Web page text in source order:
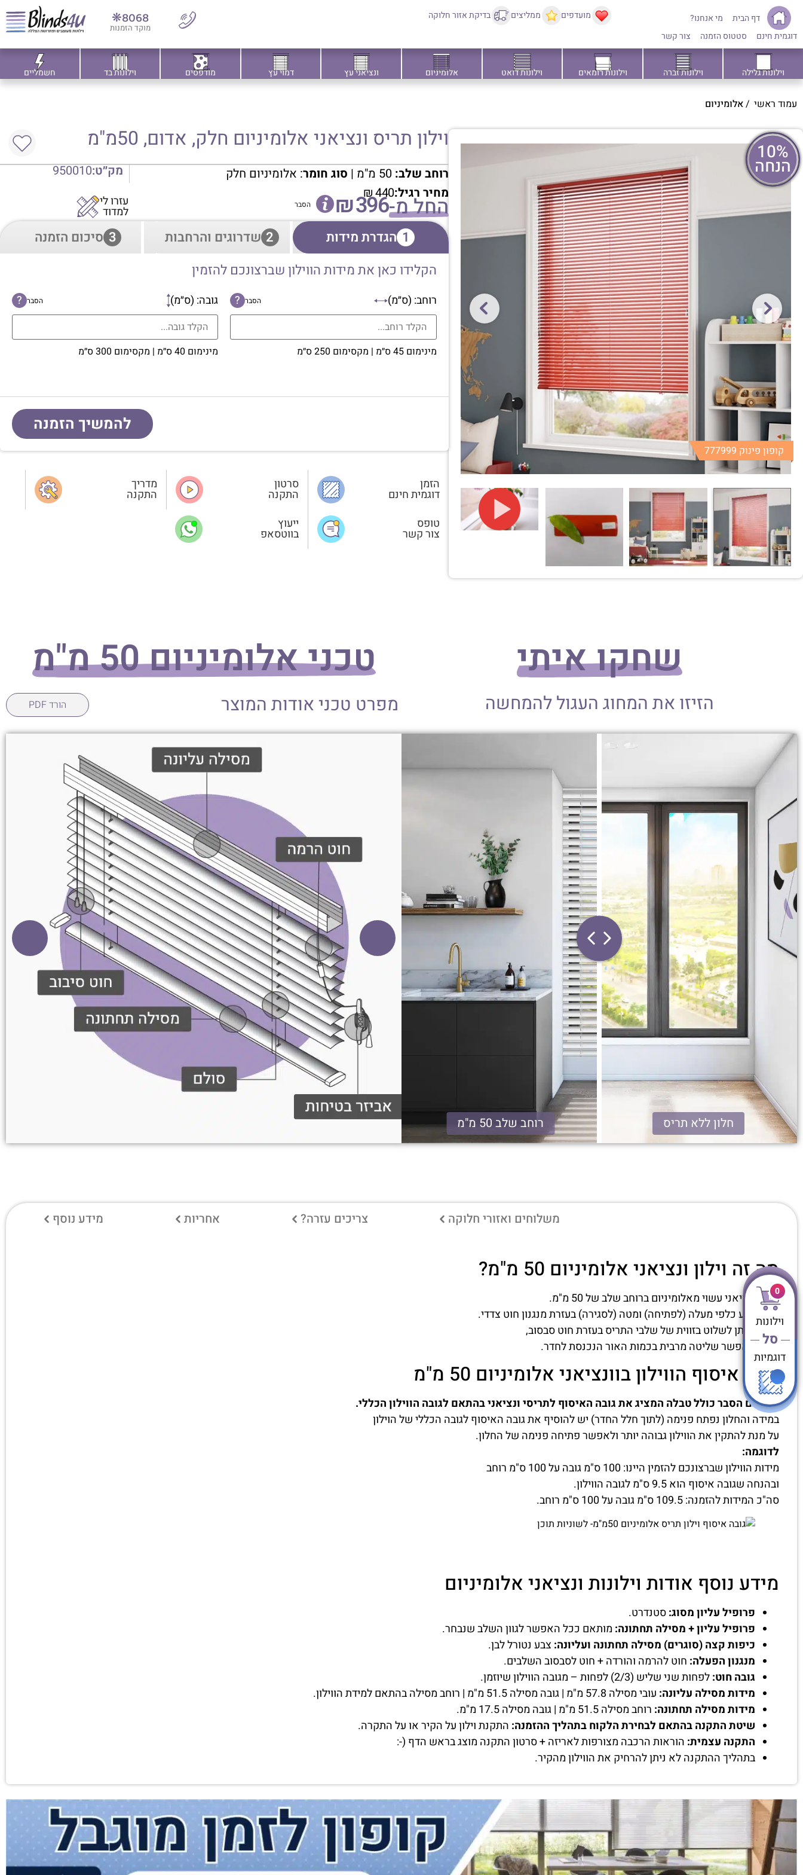
דף הבית
מי אנחנו?
דוגמית חינם
סטטוס הזמנה צור קשר
מועדפים ממליצים בדיקת אזור חלוקה 8068❋
מוקד הזמנות
וילונות גלילה וילונות זברה וילונות רומאים וילונות דואט אלומיניום ונציאני עץ דמוי עץ מודפסים וילונות בד חשמליים
עמוד ראשי /אלומיניום
10%
הנחה
קופון פינוק 777999
וילון תריס ונציאני אלומיניום חלק, אדום, 50מ"מ
רוחב שלב: 50 מ"מ | סוג חומר: אלומיניום חלק מק״ט:950010
מחיר רגיל:
₪440החל מ- ₪396 הסבר עזרו לי
למדוד
1 הגדרת מידות 2 שדרוגים והרחבות 3 סיכום הזמנה
הקלידו כאן את מידות הווילון שברצונכם להזמין
רוחב: (ס״מ) הסבר ?
מינימום 45 ס״מ | מקסימום 250 ס״מ
גובה: (ס״מ) הסבר ?
מינימום 40 ס״מ | מקסימום 300 ס״מ
להמשיך הזמנה
הזמן
דוגמית חינם
סרטון
התקנה
מדריך
התקנה
טופס
צור קשר
ייעוץ
בווטסאפ
שחקו איתי
הזיזו את המחוג העגול להמחשה
רוחב שלב 50 מ"מ חלון ללא תריס
טכני אלומיניום 50 מ"מ
מפרט טכני אודות המוצר הורד PDF
משלוחים ואזורי חלוקה צריכים עזרה? אחריות מידע נוסף
מה זה וילון ונציאני אלומיניום 50 מ"מ?
תריס ונציאני עשוי מאלומיניום ברוחב שלב של 50 מ"מ.
התריס נע כלפי מעלה (לפתיחה) ומטה (לסגירה) בעזרת מנגנון חוט צדדי.
בנוסף ניתן לשלוט בזווית של שלבי התריס בעזרת חוט סבסוב,
מה שמאפשר שליטה מרבית בכמות האור הנכנסת לחדר.
גובה איסוף הווילון בוונציאני אלומיניום 50 מ"מ
לפניכם הסבר כולל טבלה המציג את גובה האיסוף לתריסי ונציאני בהתאם לגובה הווילון הכללי.
במידה והחלון נפתח פנימה (לתוך חלל החדר) יש להוסיף את גובה האיסוף לגובה הכללי של הוילון
על מנת להתקין את הווילון גבוהה יותר ולאפשר פתיחה פנימה של החלון.
לדוגמה:
מידות הווילון שברצונכם להזמין היינו: 100 ס"מ גובה על 100 ס"מ רוחב
ובהנחה שגובה איסוף הוא 9.5 ס"מ לגובה הווילון.
סה"כ המידות להזמנה: 109.5 ס"מ גובה על 100 ס"מ רוחב.
מידע נוסף אודות וילונות ונציאני אלומיניום
פרופיל עליון מסוג:סטנדרט.
פרופיל עליון + מסילה תחתונה: מותאם ככל האפשר לגוון השלב שנבחר.
כיפות קצה (סוגרים) מסילה תחתונה ועליונה: צבע נטורל לבן.
מנגנון הפעלה: חוט להרמה והורדה + חוט לסבסוב השלבים.
גובה חוט:לפחות שני שליש (2/3) לפחות – מגובה הווילון שיוזמן.
מידות מסילה עליונה: עובי מסילה 57.8 מ"מ | גובה מסילה 51.5 מ"מ | רוחב מסילה בהתאם למידת הווילון.
מידות מסילה תחתונה: רוחב מסילה 51.5 מ"מ | גובה מסילה 17.5 מ"מ.
שיטת התקנה בהתאם לבחירת הלקוח בתהליך ההזמנה: התקנת וילון על הקיר או על התקרה.
התקנה עצמית: הוראות הרכבה מצורפות לאריזה + סרטון התקנה מוצג בראש הדף (-:
בתהליך ההתקנה לא ניתן להרחיק את הווילון מהקיר.
0
וילונות
סל
דוגמיות